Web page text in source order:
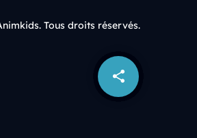
share
email
Tous droits réservés.